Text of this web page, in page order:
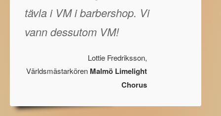
tävla i VM i barbershop. Vi
vann dessutom VM!
Lottie Fredriksson,
Världsmästarkören Malmö Limelight
Chorus